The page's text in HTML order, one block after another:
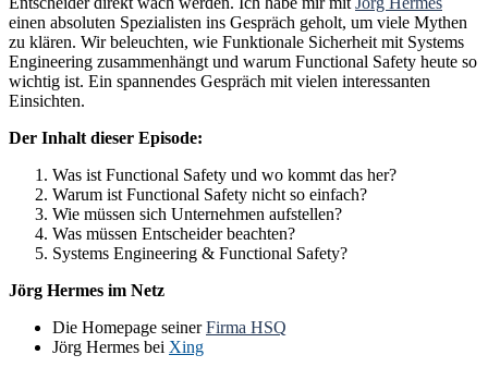
einen absoluten Spezialisten ins Gespräch geholt, um viele Mythen
zu klären. Wir beleuchten, wie Funktionale Sicherheit mit Systems
Engineering zusammenhängt und warum Functional Safety heute so
wichtig ist. Ein spannendes Gespräch mit vielen interessanten
Einsichten.
Der Inhalt dieser Episode:
Was ist Functional Safety und wo kommt das her?
Warum ist Functional Safety nicht so einfach?
Wie müssen sich Unternehmen aufstellen?
Was müssen Entscheider beachten?
Systems Engineering & Functional Safety?
Jörg Hermes im Netz
Die Homepage seinerFirma HSQ
Jörg Hermes bei Xing